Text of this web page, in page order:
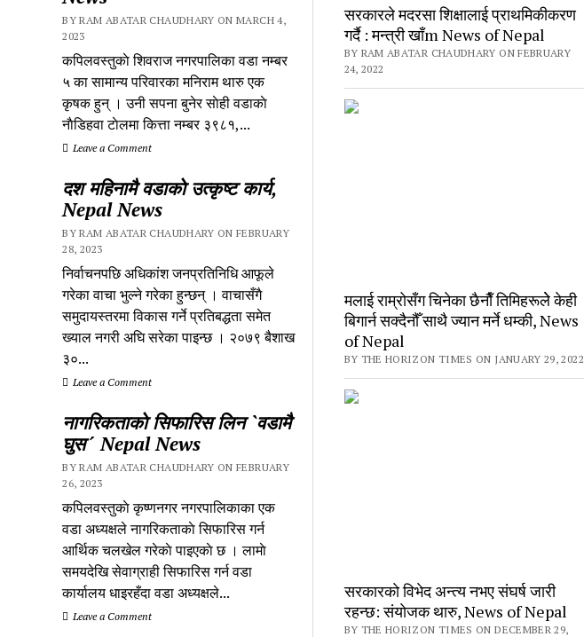
BY RAM ABATAR CHAUDHARY ON MARCH 4,
2023
कपिलवस्तुकाे शिवराज नगरपालिका वडा नम्बर
५ का सामान्य परिवारका मनिराम थारु एक
कृषक हुन् । उनी सपना बुनेर साेही वडाकाे
नाैडिहवा टाेलमा कित्ता नम्बर ३९८१,...
Leave a Comment
दश महिनामै वडाकाे उत्कृष्ट कार्य,
Nepal News
BY RAM ABATAR CHAUDHARY ON FEBRUARY
28, 2023
निर्वाचनपछि अधिकांश जनप्रतिनिधि आफूले
गरेका वाचा भुल्ने गरेका हुन्छन् । वाचासँगै
समुदायस्तरमा विकास गर्ने प्रतिबद्धता समेत
ख्याल नगरी अघि सरेका पाइन्छ । २०७९ बैशाख
३०...
Leave a Comment
नागरिकताकाे सिफारिस लिन `वडामै
घुस´ Nepal News
BY RAM ABATAR CHAUDHARY ON FEBRUARY
26, 2023
कपिलवस्तुकाे कृष्णनगर नगरपालिकाका एक
वडा अध्यक्षले नागरिकताकाे सिफारिस गर्न
आर्थिक चलखेल गरेकाे पाइएकाे छ । लामाे
समयदेखि सेवाग्राही सिफारिस गर्न वडा
कार्यालय धाइरहँदा वडा अध्यक्षले...
Leave a Comment
सरकारले मदरसा शिक्षालाई प्राथमिकीकरण
गर्दै : मन्त्री खाँm News of Nepal
BY RAM ABATAR CHAUDHARY ON FEBRUARY
24, 2022
मलाई राम्रोसँग चिनेका छैनाैँ तिमिहरूलेे केही
बिगार्न सक्दैनौँ साथै ज्यान मर्ने धम्की, News
of Nepal
BY THE HORIZON TIMES ON JANUARY 29, 2022
सरकारकाे विभेद अन्त्य नभए संघर्ष जारी
रहन्छ: संयाेजक थारु, News of Nepal
BY THE HORIZON TIMES ON DECEMBER 29,